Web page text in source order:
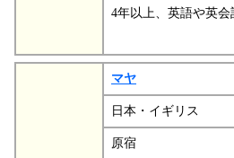
4年以上、英語や英会
マヤ
日本・イギリス
原宿